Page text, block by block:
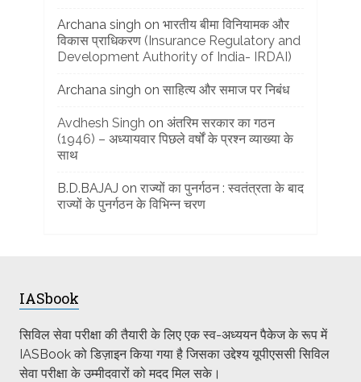
Archana singh on भारतीय बीमा विनियामक और
विकास प्राधिकरण (Insurance Regulatory and
Development Authority of India- IRDAI)
Archana singh on साहित्य और समाज पर निबंध
Avdhesh Singh on अंतरिम सरकार का गठन
(1946) – अध्यायवार पिछले वर्षों के प्रश्न व्याख्या के
साथ
B.D.BAJAJ on राज्यों का पुनर्गठन : स्वतंत्रता के बाद
राज्यों के पुनर्गठन के विभिन्न चरण
IASbook
सिविल सेवा परीक्षा की तैयारी के लिए एक स्व-अध्ययन पैकेज के रूप में
IASBook को डिज़ाइन किया गया है जिसका उद्देश्य यूपीएससी सिविल
सेवा परीक्षा के उम्मीदवारों को मदद मिल सके।